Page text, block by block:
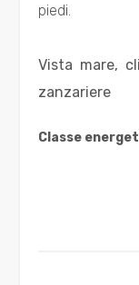
piedi.
Vista mare,
zanzariere
Classe
4